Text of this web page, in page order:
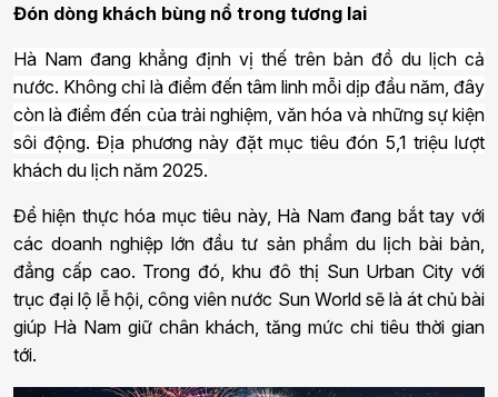
Đón dòng khách bùng nổ trong tương lai
Hà Nam đang khẳng định vị thế trên bản đồ du lịch cả
nước. Không chỉ là điểm đến tâm linh mỗi dịp đầu năm, đây
còn là điểm đến của trải nghiệm, văn hóa và những sự kiện
sôi động. Địa phương này đặt mục tiêu đón 5,1 triệu lượt
khách du lịch năm 2025.
Để hiện thực hóa mục tiêu này, Hà Nam đang bắt tay với
các doanh nghiệp lớn đầu tư sản phẩm du lịch bài bản,
đẳng cấp cao. Trong đó, khu đô thị Sun Urban City với
trục đại lộ lễ hội, công viên nước Sun World sẽ là át chủ bài
giúp Hà Nam giữ chân khách, tăng mức chi tiêu thời gian
tới.